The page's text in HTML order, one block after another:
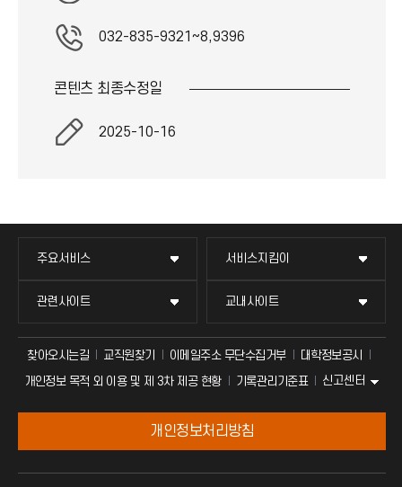
032-835-9321~8,9396
콘텐츠 최종수정일
2025-10-16
주요서비스 서비스지킴이
관련사이트 교내사이트
찾아오시는길 교직원찾기 이메일주소 무단수집거부
대학정보공시
개인정보 목적 외 이용 및 제 3차 제공 현황
기록관리기준표 신고센터
개인정보처리방침